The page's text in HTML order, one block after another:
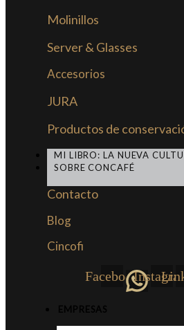
Molinillos
Server & Glasses
Accesorios
JURA
Productos de
MI LIBRO: LA NUEVA
SOBRE CONCAFÉ
Contacto
Blog
Cincofi
Facebook